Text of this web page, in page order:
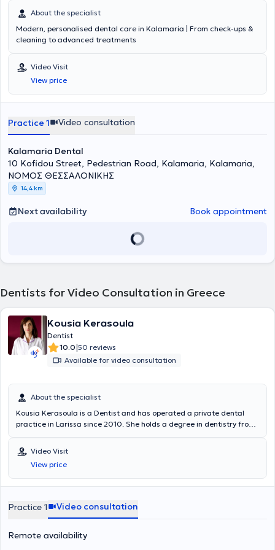
About the specialist
Modern, personalised dental care in Kalamaria | From check-ups &
cleaning to advanced treatments
Video Visit
View price
Practice 1 Video consultation
Kalamaria Dental
10 Kofidou Street, Pedestrian Road, Kalamaria, Kalamaria,
ΝΟΜΟΣ ΘΕΣΣΑΛΟΝΙΚΗΣ
14,4 km
Next availability Book appointment
Dentists for Video Consultation in Greece
Kousia Kerasoula
Dentist
10.0|50 reviews
Available for video consultation
About the specialist
Kousia Kerasoula is a Dentist and has operated a private dental
practice in Larissa since 2010. She holds a degree in dentistry from
She has worked in a private dental clinic in Larissa and as a
volunteer at the Dental Clinic of the Military Hospital of Larissa.
Additionally, she worked as an associate dentist at the Antwerp
House dental clinic in Cambridge, England, practicing general
and seminars as part of her continuous professional development.
Video Visit
View price
Practice 1 Video consultation
Remote availability